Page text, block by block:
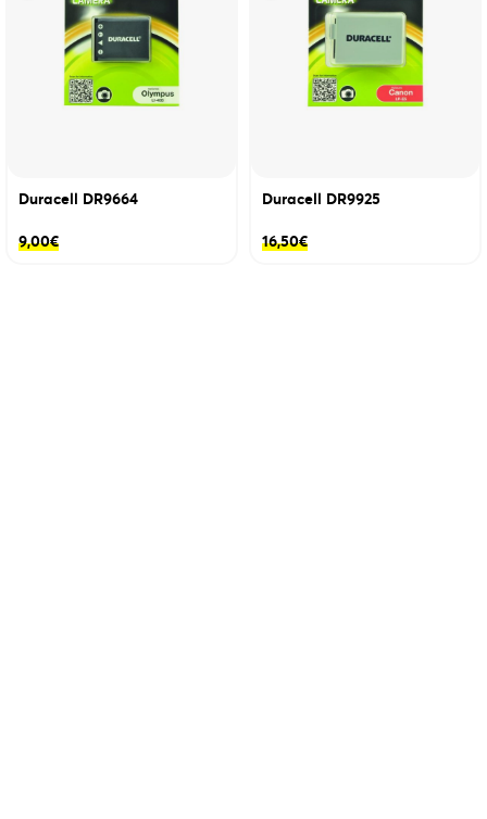
Duracell DR9664
9,00€
Duracell DR9925
16,50€